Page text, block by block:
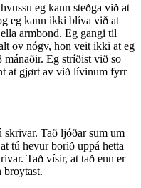
eg kann steðga við at
eg kann ikki blíva við at
armbond. Eg gangi til
ov nógv, hon veit ikki at eg
mánaðir. Eg stríðist við so
at gjørt av við lívinum fyrr
skrivar. Tað ljóðar sum um
tú hevur borið uppá hetta
Tað vísir, at tað enn er